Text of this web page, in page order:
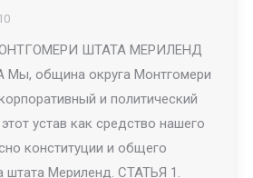
ШТАТА МЕРИЛЕНД
община округа Монтгомери
и политический
устав как средство нашего
конституции и общего
штата Мериленд. СТАТЬЯ 1.